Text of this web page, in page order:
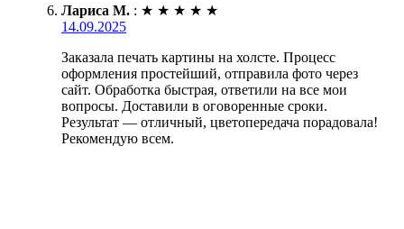
Лариса М. : ★ ★ ★ ★ ★
14.09.2025
Заказала печать картины на холсте. Процесс
оформления простейший, отправила фото через
сайт. Обработка быстрая, ответили на все мои
вопросы. Доставили в оговоренные сроки.
Результат — отличный, цветопередача порадовала!
Рекомендую всем.